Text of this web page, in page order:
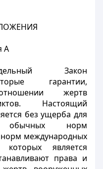
А
Закон
гарантии,
жертв
Настоящий
без ущерба для
обычных норм
международных
которых является
права и